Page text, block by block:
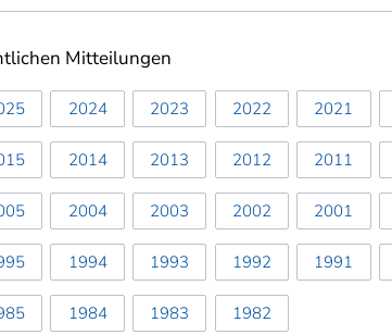
Mitteilungen
2024 2023 2022 2021
2014 2013 2012 2011
2004 2003 2002 2001
1994 1993 1992 1991
1984 1983 1982